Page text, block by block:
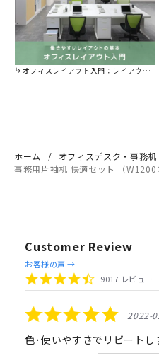
オフィスレイアウト入門：レイアウトの基本をご紹介。
ホーム オフィスデスク・事務机
事務用片袖机 快適セット （
Customer Review
Reviews
carousel
4.4
star
9017 レビュー
お客様の声 →
5.0
star
rating
2022-
色･使いやすさでリピートし